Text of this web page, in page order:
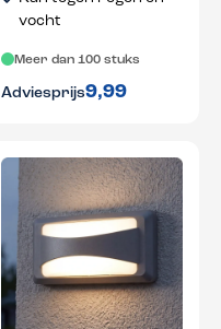
vocht
Meer dan 100 stuks
Adviesprijs9,99